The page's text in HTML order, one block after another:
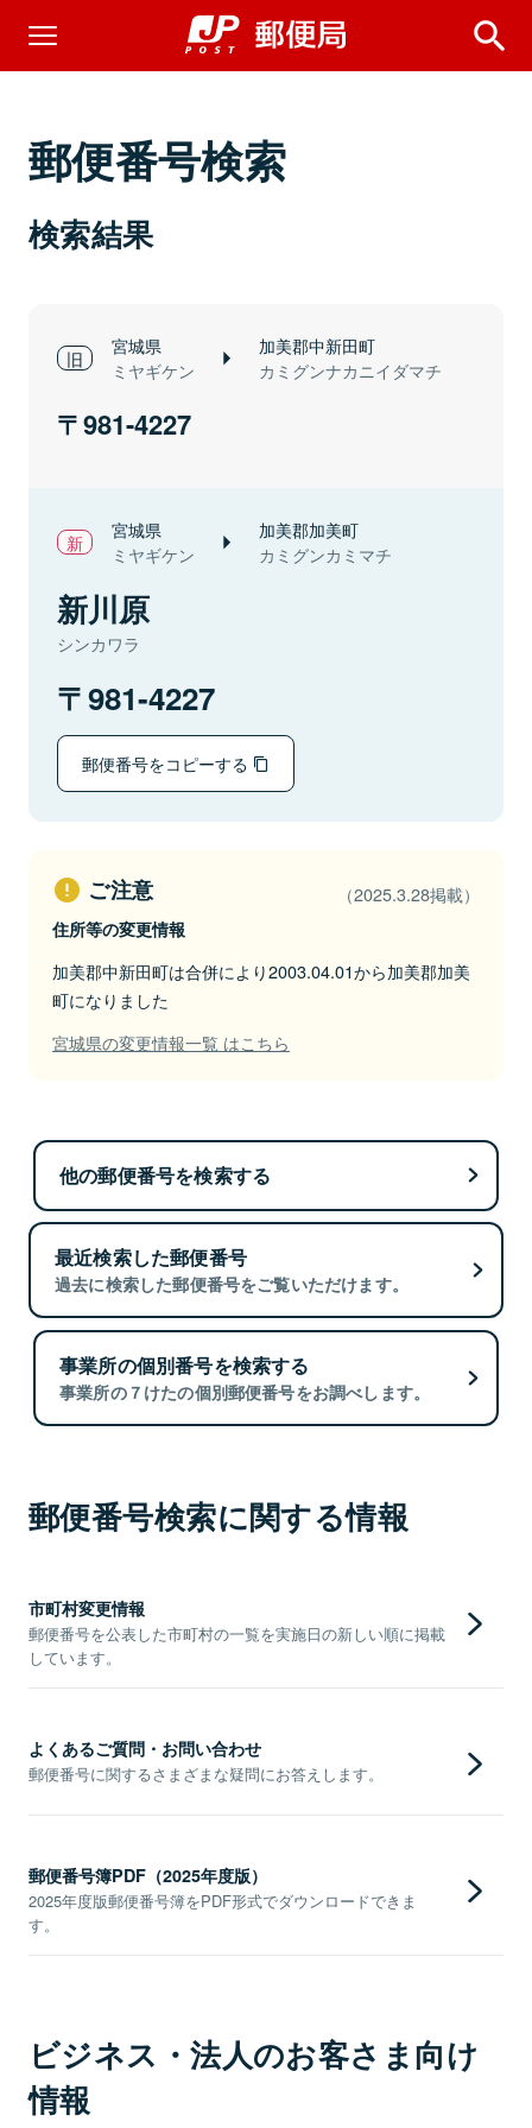
郵便番号検索
検索結果
宮城県
ミヤギケン
加美郡中新田町
カミグンナカニイダマチ
981-4227
宮城県
ミヤギケン
加美郡加美町
カミグンカミマチ
新川原
シンカワラ
981-4227
郵便番号をコピーする
ご注意 （2025.3.28掲載）
住所等の変更情報
加美郡中新田町は合併により2003.04.01から加美郡加美
町になりました
宮城県の変更情報一覧 はこちら
他の郵便番号を検索する
最近検索した郵便番号
過去に検索した郵便番号をご覧いただけます。
事業所の個別番号を検索する
事業所の７けたの個別郵便番号をお調べします。
郵便番号検索に関する情報
市町村変更情報
郵便番号を公表した市町村の一覧を実施日の新しい順に掲載
しています。
よくあるご質問・お問い合わせ
郵便番号に関するさまざまな疑問にお答えします。
郵便番号簿PDF（2025年度版）
2025年度版郵便番号簿をPDF形式でダウンロードできま
す。
ビジネス・法人のお客さま向け
情報